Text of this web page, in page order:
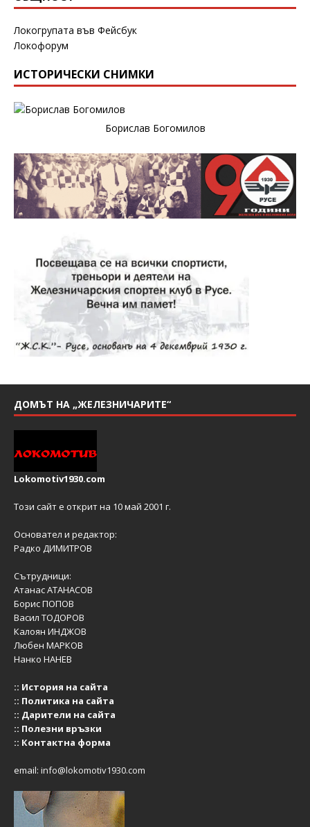
Локогрупата във Фейсбук
Локофорум
ИСТОРИЧЕСКИ СНИМКИ
Борислав Богомилов
ДОМЪТ НА „ЖЕЛЕЗНИЧАРИТЕ“
Lokomotiv1930.com
Този сайт е открит на 10 май 2001 г.
Основател и редактор:
Радко ДИМИТРОВ
Сътрудници:
Атанас АТАНАСОВ
Борис ПОПОВ
Васил ТОДОРОВ
Калоян ИНДЖОВ
Любен МАРКОВ
Нанко НАНЕВ
:: История на сайта
:: Политика на сайта
:: Дарители на сайта
:: Полезни връзки
:: Контактна форма
email: info@lokomotiv1930.com